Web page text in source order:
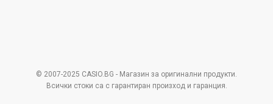
© 2007-2025 CASIO.BG - Магазин за оригинални продукти.
Всички стоки са с гарантиран произход и гаранция.